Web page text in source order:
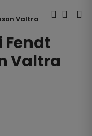
Valtra
Valtra